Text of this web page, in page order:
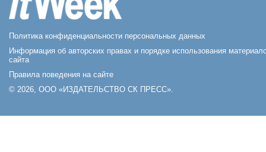
Политика конфиденциальности персональных данных
Информация об авторских правах и порядке использования
сайта
Правила поведения на сайте
© 2026, ООО «ИЗДАТЕЛЬСТВО СК ПРЕСС».